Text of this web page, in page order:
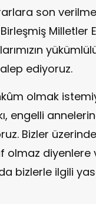
son
Milletler
ediyoruz.
olmak
engelli
Bizler
olmaz diyenlere
bizlerle ilgili